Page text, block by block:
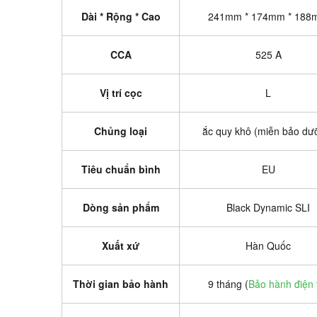
Dài * Rộng * Cao 241mm * 174mm *
CCA 525 A
Vị trí cọc L
Chủng loại ắc quy khô (miễn bảo
Tiêu chuẩn bình EU
Dòng sản phẩm Black Dynamic SLI
Xuất xứ Hàn Quốc
Thời gian bảo hành 9 tháng (Bảo hành điện